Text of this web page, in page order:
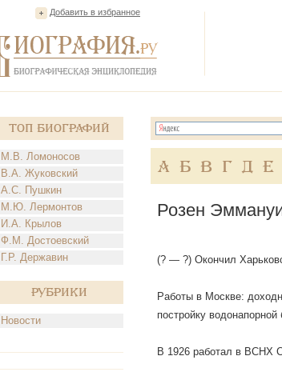
Добавить в избранное
Топ Биографий
М.В. Ломоносов
В.А. Жуковский
А.С. Пушкин
М.Ю. Лермонтов
И.А. Крылов
Ф.М. Достоевский
Г.Р. Державин
Рубрики
Новости
А Б В Г Д Е
Розен
(? — ?) Окончил
Работы в Москве:
постройку
В 1926 работал в ВСНХ